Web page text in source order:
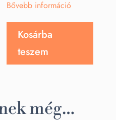
Bővebb információ
Kosárba
teszem
még…